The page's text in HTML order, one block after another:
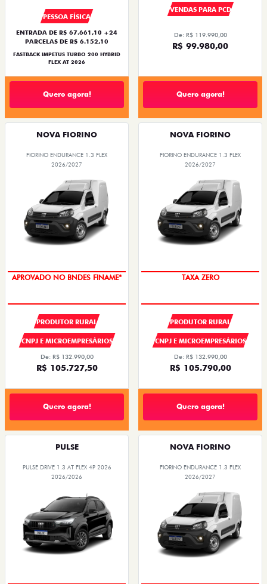
PESSOA FÍSICA
ENTRADA DE R$ 67.661,10 +24
PARCELAS DE R$ 6.152,10
FASTBACK IMPETUS TURBO 200 HYBRID
FLEX AT 2026
Quero agora!
VENDAS PARA PCD
De: R$ 119.990,00
R$ 99.980,00
Quero agora!
NOVA FIORINO
FIORINO ENDURANCE 1.3 FLEX
2026/2027
APROVADO NO BNDES FINAME*
PRODUTOR RURAL
CNPJ E MICROEMPRESÁRIOS
De: R$ 132.990,00
R$ 105.727,50
Quero agora!
NOVA FIORINO
FIORINO ENDURANCE 1.3 FLEX
2026/2027
TAXA ZERO
PRODUTOR RURAL
CNPJ E MICROEMPRESÁRIOS
De: R$ 132.990,00
R$ 105.790,00
Quero agora!
PULSE
PULSE DRIVE 1.3 AT FLEX 4P 2026
2026/2026
NOVA FIORINO
FIORINO ENDURANCE 1.3 FLEX
2026/2027